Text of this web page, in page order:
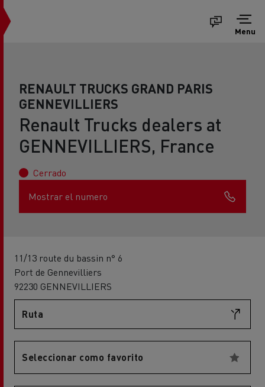
Menu
RENAULT TRUCKS GRAND PARIS
GENNEVILLIERS
Renault Trucks dealers at
GENNEVILLIERS, France
Cerrado
Mostrar el numero
11/13 route du bassin n° 6
Port de Gennevilliers
92230 GENNEVILLIERS
Ruta
Seleccionar como favorito